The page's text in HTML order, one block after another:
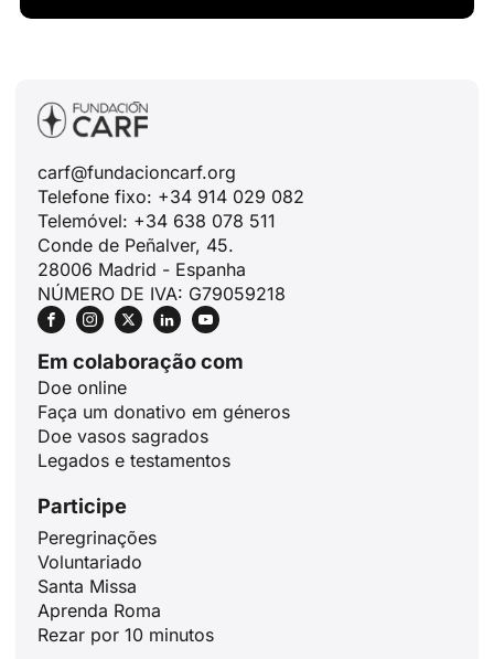
carf@fundacioncarf.org
Telefone fixo: +34 914 029 082
Telemóvel: +34 638 078 511
Conde de Peñalver, 45.
28006 Madrid - Espanha
NÚMERO DE IVA: G79059218
Em colaboração com
Doe online
Faça um donativo em géneros
Doe vasos sagrados
Legados e testamentos
Participe
Peregrinações
Voluntariado
Santa Missa
Aprenda Roma
Rezar por 10 minutos